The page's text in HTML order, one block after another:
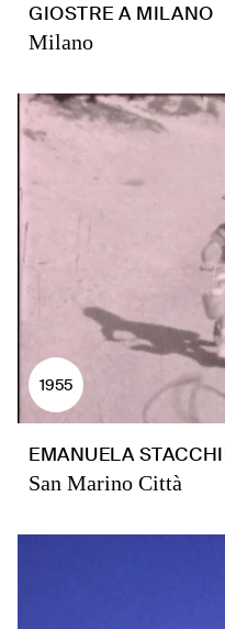
GIOSTRE A MILANO
Milano
1955
EMANUELA
San Marino Città